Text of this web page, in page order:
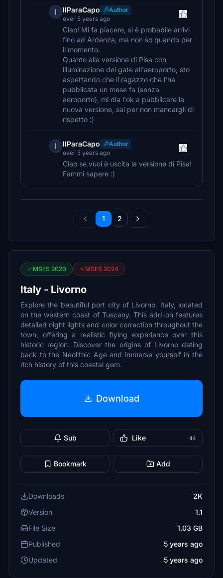
I IlParaCapo
Author
over 5 years ago
Ciao! Mi fa piacere, sì è probabile arrivi
fino ad Ardenza, ma non so quando per
il momento.
Quanto alla versione di Pisa con
illuminazione dei gate all'aeroporto, sto
aspettando che il ragazzo che l'ha
pubblicata un mese fa (senza
aeroporto), mi dia l'ok a pubblicare la
nuova versione, sai per non mancargli di
rispetto :)
I IlParaCapo
Author
over 5 years ago
Ciao se vuoi è uscita la versione di Pisa!
Fammi sapere :)
1 2
MSFS 2020 MSFS 2024
Italy - Livorno
Explore the beautiful port city of Livorno, Italy, located
on the western coast of Tuscany. This add-on features
detailed night lights and color correction throughout the
town, offering a realistic flying experience over this
historic region. Discover the origins of Livorno dating
back to the Neolithic Age and immerse yourself in the
rich history of this coastal gem.
Download
Sub Like 44
Bookmark Add
Downloads
2K
Version
1.1
File Size
1.03 GB
Published
5 years ago
Updated
5 years ago